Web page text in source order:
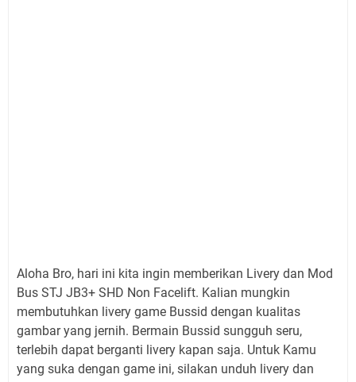
Aloha Bro, hari ini kita ingin memberikan Livery dan Mod
Bus STJ JB3+ SHD Non Facelift. Kalian mungkin
membutuhkan livery game Bussid dengan kualitas
gambar yang jernih. Bermain Bussid sungguh seru,
terlebih dapat berganti livery kapan saja. Untuk Kamu
yang suka dengan game ini, silakan unduh livery dan